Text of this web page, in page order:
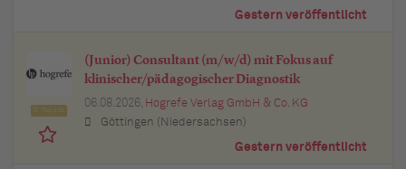
Gestern veröffentlicht
(Junior) Consultant (m/w/d) mit Fokus auf
klinischer/pädagogischer Diagnostik
06.08.2026, Hogrefe Verlag GmbH & Co. KG
Göttingen (Niedersachsen)
Gestern veröffentlicht